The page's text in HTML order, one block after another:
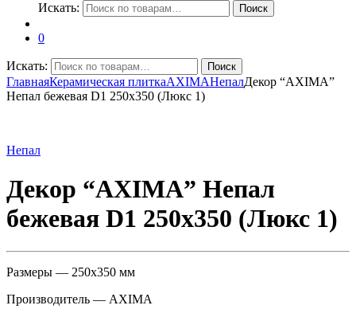
Искать:
Поиск
0
Искать: Поиск
ГлавнаяКерамическая плиткаAXIMAНепалДекор “AXIMA”
Непал бежевая D1 250х350 (Люкс 1)
Непал
Декор “AXIMA” Непал
бежевая D1 250х350 (Люкс 1)
Размеры — 250х350 мм
Производитель — AXIMA